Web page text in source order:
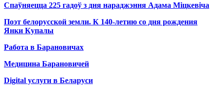
Спаўняецца 225 гадоў з дня нараджэння Адама Міцкевіча
Поэт белорусской земли. К 140-летию со дня рождения
Янки Купалы
Работа в Барановичах
Медицина Барановичей
Digital услуги в Беларуси